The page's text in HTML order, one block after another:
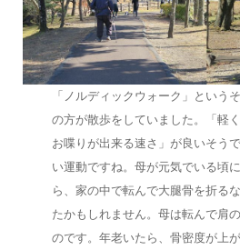
「ノルディックウォーク」という
の方が散歩をしていました。「軽
お喋りが出来る速さ」が良いそう
い運動ですね。母が元気でいる頃
ら、家の中で転んで大腿骨を折る
たかもしれません。母は転んで肩
のです。年老いたら、骨密度が上